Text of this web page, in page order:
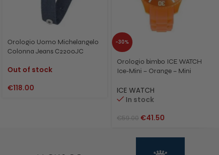
Orologio Uomo Michelangelo
Colonna Jeans C2200JC
Out of stock
€118.00
-30%
Orologio bimbo ICE WATCH
Ice-Mini – Orange – Mini
ICE WATCH
In stock
€59.00 €41.50